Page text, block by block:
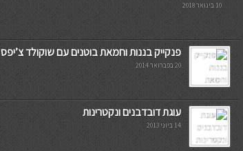
10 בינואר 2018
פנקייק בננות וחמאת בוטנים עם שוקולד צ’יפס
20 בפברואר 2014
עוגת דובדבנים ונקטרינות
14 ביוני 2013